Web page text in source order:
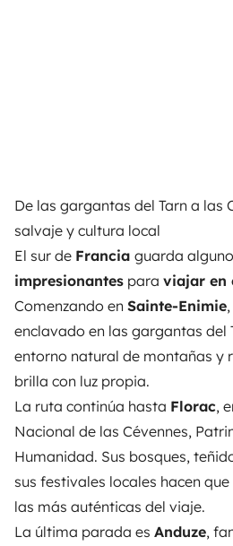
De las gargantas del Tarn a las
salvaje y cultura local
El sur de Francia guarda
impresionantes para viajar en
Comenzando en Sainte-Enimie
enclavado en las gargantas del
entorno natural de montañas y
brilla con luz propia.
La ruta continúa hasta Florac,
Nacional de las Cévennes,
Humanidad. Sus bosques,
sus festivales locales hacen
las más auténticas del viaje.
La última parada es Anduze,